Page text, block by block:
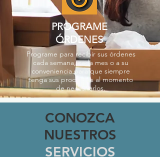
PROGRAME
ÓRDENES
Programe para recibir sus órdenes
cada semana, cada mes o a su
conveniencia para que siempre
tenga sus productos al momento
de necesitarlos.
CONOZCA
NUESTROS
SERVICIOS